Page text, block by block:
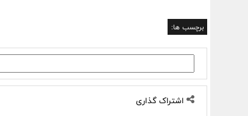
برچسب ها:
اشتراک گذاری